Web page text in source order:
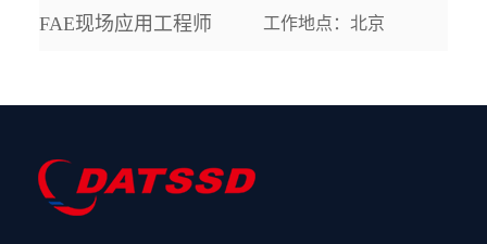
工作地点：北京
FAE现场应用工程师